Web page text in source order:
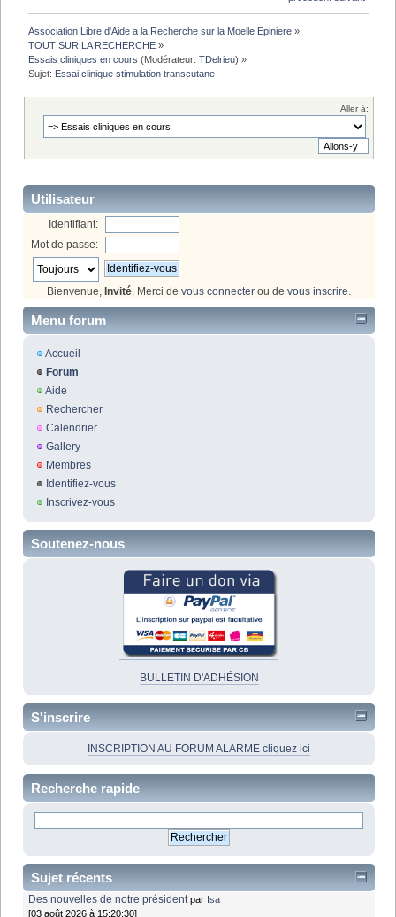
Association Libre d'Aide a la Recherche sur la Moelle Epiniere »
TOUT SUR LA RECHERCHE »
Essais cliniques en cours (Modérateur:TDelrieu) »
Sujet: Essai clinique stimulation transcutane
Aller à:
Utilisateur
Identifiant:
Mot de passe:
Bienvenue, Invité . Merci de vous connecter ou de vous inscrire
Menu forum
Accueil
Forum
Aide
Rechercher
Calendrier
Gallery
Membres
Identifiez-vous
Inscrivez-vous
Soutenez-nous
BULLETIN D'ADHÉSION
S'inscrire
INSCRIPTION AU FORUM ALARME cliquez ici
Recherche rapide
Sujet récents
Des nouvelles de notre président par Isa
[03 août 2026 à 15:20:30]